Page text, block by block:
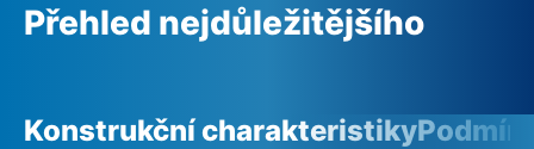
Přehled nejdůležitějšího
Konstrukční charakteristiky